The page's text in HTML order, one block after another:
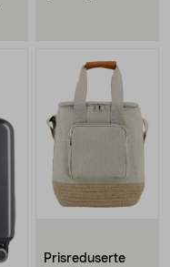
Prisreduserte